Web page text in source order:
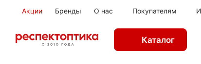
Акции Бренды О нас Покупателям
Каталог